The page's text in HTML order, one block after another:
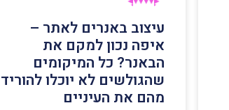
עיצוב באנרים לאתר –
איפה נכון למקם את
הבאנר? כל המיקומים
שהגולשים לא יוכלו להוריד
מהם את העיניים